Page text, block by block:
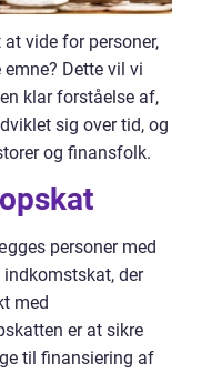
vide for personer,
Dette vil vi
klar forståelse af,
sig over tid, og
og finansfolk.
personer med
der
med
er at sikre
til finansiering af